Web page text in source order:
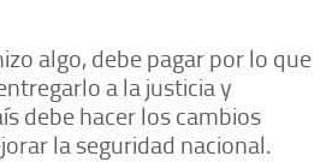
algo, debe pagar por lo que
a la justicia y
debe hacer los cambios
la seguridad nacional.